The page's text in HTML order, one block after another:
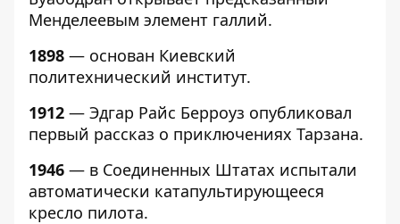
Менделеевым элемент галлий.
1898 — основан Киевский
политехнический институт.
1912 — Эдгар Райс Берроуз опубликовал
первый рассказ о приключениях Тарзана.
1946 — в Соединенных Штатах испытали
автоматически катапультирующееся
кресло пилота.